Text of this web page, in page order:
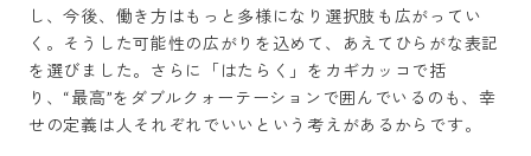
し、今後、働き方はもっと多様になり選択肢も広がってい
く。そうした可能性の広がりを込めて、あえてひらがな表記
を選びました。さらに「はたらく」をカギカッコで括
り、“最高”をダブルクォーテーションで囲んでいるのも、幸
せの定義は人それぞれでいいという考えがあるからです。